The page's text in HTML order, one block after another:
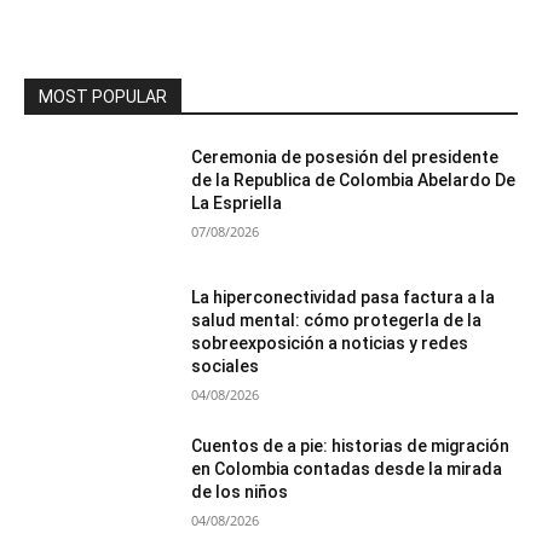
MOST POPULAR
Ceremonia de posesión del presidente
de la Republica de Colombia Abelardo De
La Espriella
07/08/2026
La hiperconectividad pasa factura a la
salud mental: cómo protegerla de la
sobreexposición a noticias y redes
sociales
04/08/2026
Cuentos de a pie: historias de migración
en Colombia contadas desde la mirada
de los niños
04/08/2026